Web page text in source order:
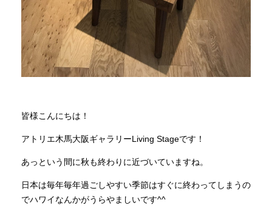
直営店
イベント
全商品一覧
新入荷情報
皆様こんにちは！
アトリエ木馬大阪ギャラリーLiving Stageです！
あっという間に秋も終わりに近づいていますね。
日本は毎年毎年過ごしやすい季節はすぐに終わってしまうの
でハワイなんかがうらやましいです^^